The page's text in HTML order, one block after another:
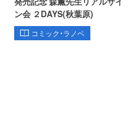
ン会 ２DAYS(秋葉原)
コミック・ラノベ